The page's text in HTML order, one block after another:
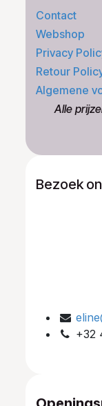
Contact
Webshop
Privacy
Retour
Algemene
​Alle
Bezoek
+32